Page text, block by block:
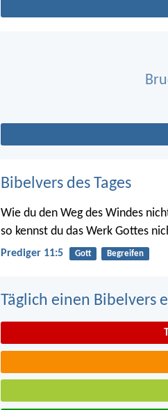
Bibelvers des Tages
Wie du den Weg des Windes
so kennst du das Werk Gottes
Prediger 11:5 Gott Begreifen
Täglich einen Bibelvers